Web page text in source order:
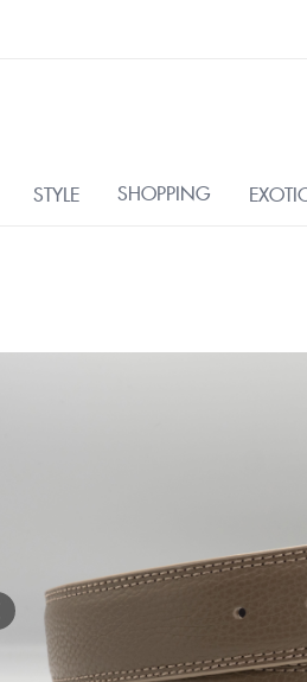
STYLE SHOPPING